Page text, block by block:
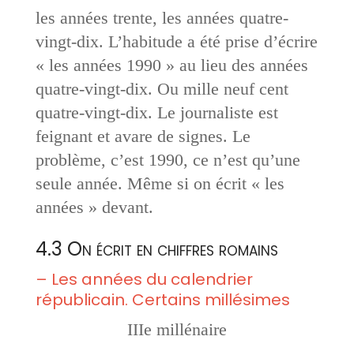
les années trente, les années quatre-
vingt-dix. L’habitude a été prise d’écrire
« les années 1990 » au lieu des années
quatre-vingt-dix. Ou mille neuf cent
quatre-vingt-dix. Le journaliste est
feignant et avare de signes. Le
problème, c’est 1990, ce n’est qu’une
seule année. Même si on écrit « les
années » devant.
4.3 On écrit en chiffres romains
– Les années du calendrier
républicain. Certains millésimes
IIIe millénaire